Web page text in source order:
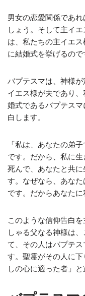
男女の恋愛関係であ
しょう。そして主イ
は、私たちの主イエ
に結婚式を挙げるので
バプテスマは、神様
イエス様が夫であり
婚式であるバプテス
白します。
「私は、あなたの弟
です。だから、私に
死んで、あなたと共
す。なぜなら、あな
です。だからあなたに
このような信仰告白
しゃる父なる神様は
て、その人はバプテ
す。聖霊がその人に
しの心に適った者」と